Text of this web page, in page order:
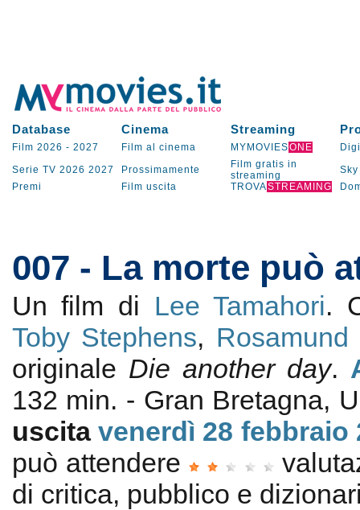
Database Cinema Streaming
Film 2026 - 2027 Film al cinema MYMOVIESONE
Serie TV 2026 2027 Prossimamente
Film gratis in
streaming
Sky
Premi
Film uscita TROVASTREAMING
007 - La morte può
Un film di Lee Tamahori.
Toby Stephens, Rosamund
originale Die another day.
132 min. - Gran Bretagna,
uscitavenerdì 28 febbraio
può attendere
di critica, pubblico e